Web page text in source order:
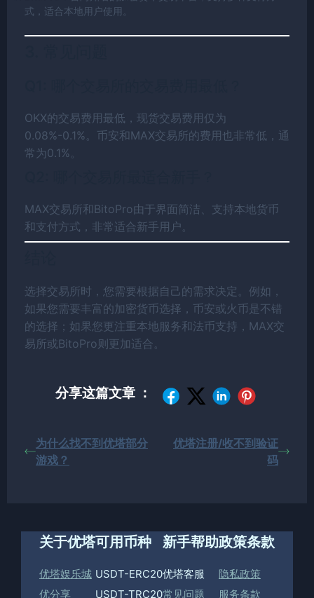
式，适合本地用户使用。
OKX的交易费用最低，现货交易费用仅为
0.08%-0.1%。币安和MAX交易所的费用也非常低，通
常为0.1%。
MAX交易所和BitoPro由于界面简洁、支持本地货币
和支付方式，非常适合新手用户。
选择交易所时，您需要根据自己的需求决定。例如，
如果您需要丰富的加密货币选择，币安或火币是不错
的选择；如果您更注重本地服务和法币支持，MAX交
易所或BitoPro则更加适合。
分享这篇文章 ：
为什么找不到优塔部分
游戏？
优塔注册/收不到验证
码
关于优塔
优塔娱乐城
优分享
可用币种
USDT-ERC20
USDT-TRC20
新手帮助
优塔客服
常见问题
政策条款
隐私政策
服务条款